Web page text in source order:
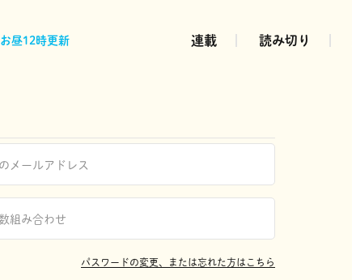
お昼12時更新 連載 読み切り
パスワードの変更、または忘れた方はこちら